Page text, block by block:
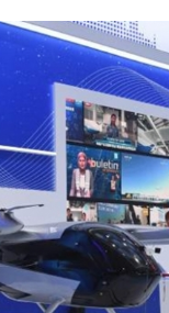
Di sản